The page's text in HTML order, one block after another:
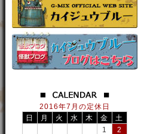
2016年7月の定休日
日
月 火 水 木 金
土
1
2